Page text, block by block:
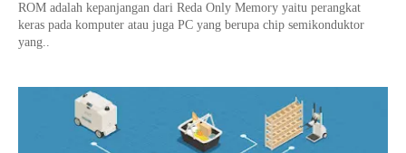
ROM adalah kepanjangan dari Reda Only Memory yaitu perangkat
keras pada komputer atau juga PC yang berupa chip semikonduktor
yang..